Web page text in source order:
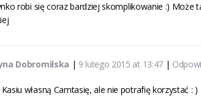
robi się coraz bardziej skomplikowanie :) Może
Dobromilska | 9 lutego 2015 at 13:47|
własną Camtasię, ale nie potrafię korzystać : )